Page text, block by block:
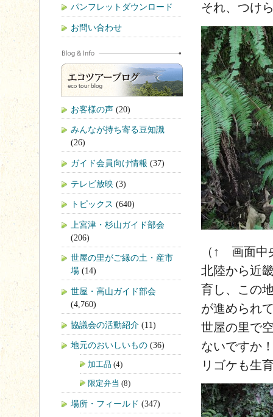
それ、つけ
（↑ 画面中
北陸から近
育し、この
が進められ
世屋の里で
ないですか
リゴケも生
パンフレットダウンロード
お問い合わせ
お客様の声 (20)
みんなが持ち寄る豆知識
(26)
ガイド会員向け情報 (37)
テレビ放映 (3)
トピックス (640)
上宮津・杉山ガイド部会
(206)
世屋の里がご縁の土・産市
場 (14)
世屋・高山ガイド部会
(4,760)
協議会の活動紹介 (11)
地元のおいしいもの (36)
加工品 (4)
限定弁当 (8)
場所・フィールド (347)